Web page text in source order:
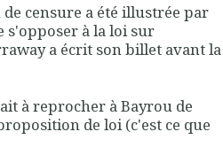
censure a été illustrée par
s'opposer à la loi sur
a écrit son billet avant la
à reprocher à Bayrou de
de loi (c'est ce que